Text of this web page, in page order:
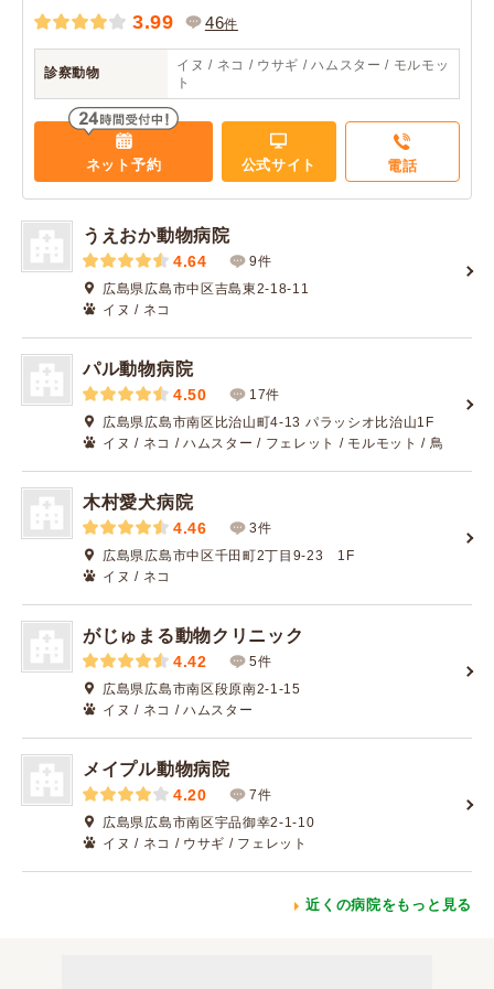
3.99 46件
診察動物
イヌ / ネコ / ウサギ / ハムスター / モルモッ
ト
ネット予約 公式サイト 電話
うえおか動物病院
4.64
9件
広島県広島市中区吉島東2-18-11
イヌ / ネコ
パル動物病院
4.50
17件
広島県広島市南区比治山町4-13 パラッシオ比治山1F
イヌ / ネコ / ハムスター / フェレット / モルモット / 鳥
木村愛犬病院
4.46
3件
広島県広島市中区千田町2丁目9-23 1F
イヌ / ネコ
がじゅまる動物クリニック
4.42
5件
広島県広島市南区段原南2-1-15
イヌ / ネコ / ハムスター
メイプル動物病院
4.20
7件
広島県広島市南区宇品御幸2-1-10
イヌ / ネコ / ウサギ / フェレット
近くの病院をもっと見る